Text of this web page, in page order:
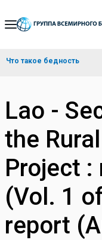
Skip
Navigation
Что такое бедность
Lao -
the
Project
(Vol. 1
report